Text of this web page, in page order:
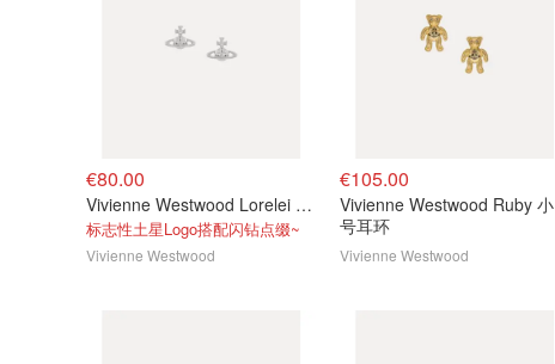
€80.00
Vivienne Westwood Lorelei 镶钻耳钉
标志性土星Logo搭配闪钻点缀~
Vivienne Westwood
€105.00
Vivienne Westwood Ruby 小
号耳环
Vivienne Westwood